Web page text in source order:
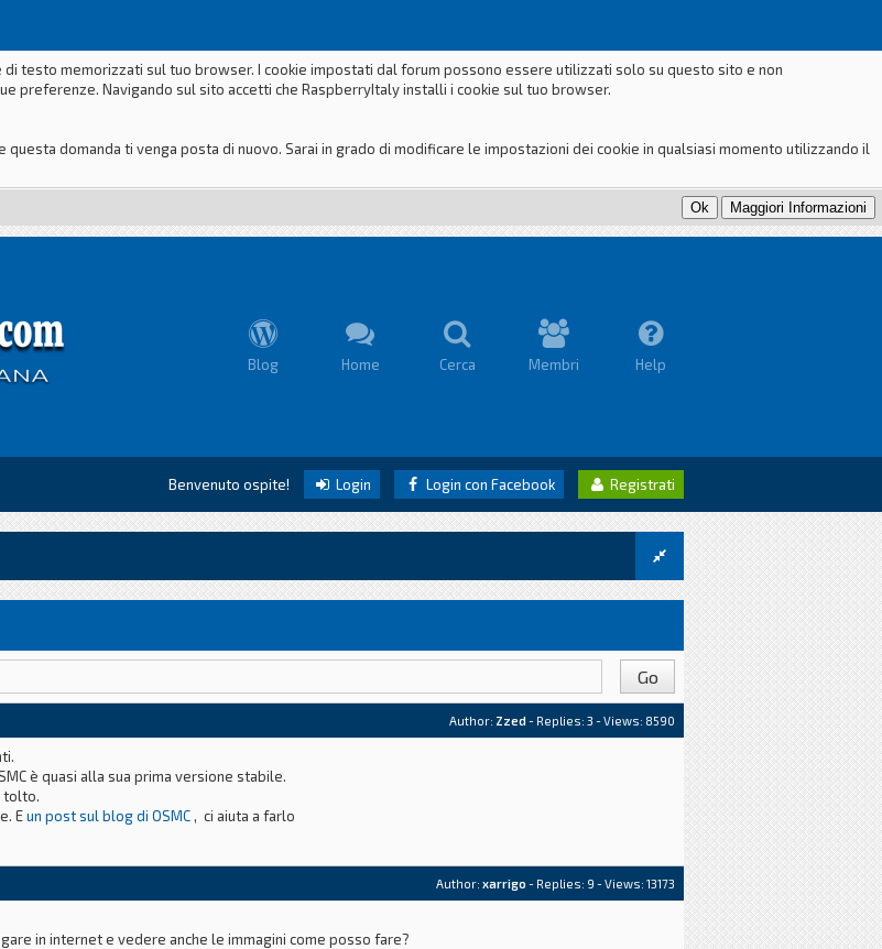
testo memorizzati sul tuo browser. I cookie impostati dal forum possono essere utilizzati solo su questo sito e non
preferenze. Navigando sul sito accetti che RaspberryItaly installi i cookie sul tuo browser.
domanda ti venga posta di nuovo. Sarai in grado di modificare le impostazioni dei cookie in qualsiasi momento utilizzando il
Blog Home Cerca Membri Help
Benvenuto ospite! Login Login con Facebook Registrati
Author: Zzed- Replies: 3 - Views: 8590
è quasi alla sua prima versione stabile.
tolto.
Eun post sul blog di OSMC , ci aiuta a farlo
Author: xarrigo - Replies: 9 - Views: 13173
in internet e vedere anche le immagini come posso fare?